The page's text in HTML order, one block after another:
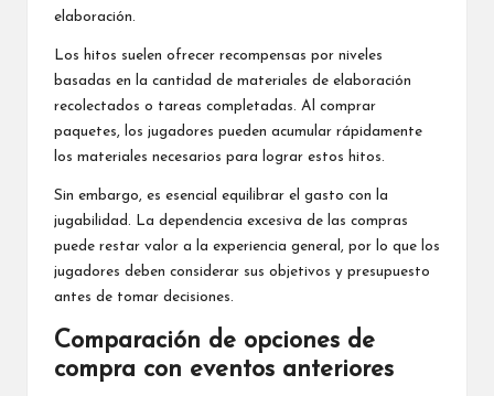
elaboración.
Los hitos suelen ofrecer recompensas por niveles
basadas en la cantidad de materiales de elaboración
recolectados o tareas completadas. Al comprar
paquetes, los jugadores pueden acumular rápidamente
los materiales necesarios para lograr estos hitos.
Sin embargo, es esencial equilibrar el gasto con la
jugabilidad. La dependencia excesiva de las compras
puede restar valor a la experiencia general, por lo que los
jugadores deben considerar sus objetivos y presupuesto
antes de tomar decisiones.
Comparación de opciones de
compra con eventos anteriores